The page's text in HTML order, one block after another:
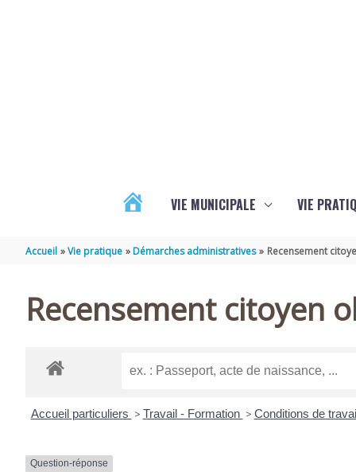
VIE MUNICIPALE VIE
Accueil Vie pratique Démarches administratives Recensement
Recensement citoyen
Accueil particuliers > Travail - Formation > Conditions de
Question-réponse